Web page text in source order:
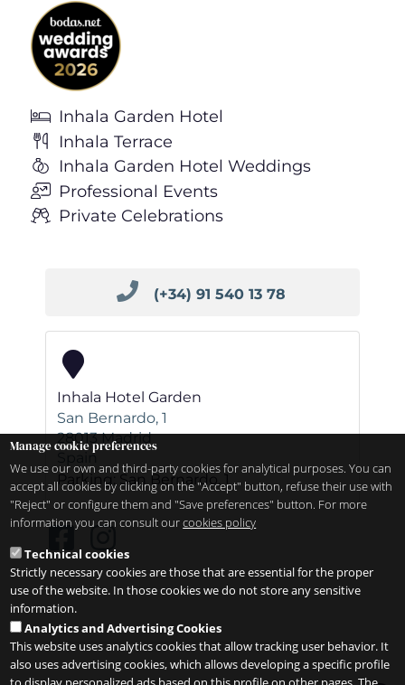
Inhala Garden Hotel
Inhala Terrace
Inhala Garden Hotel Weddings
Professional Events
Private Celebrations
(+34) 91 540 13 78
Inhala Hotel Garden
San Bernardo, 1
28013Madrid
Spain
Parking: San Bernardo, 1
Manage cookie preferences
We use our own and third-party cookies for analytical purposes. You can
accept all cookies by clicking on the "Accept" button, refuse their use with
"Reject" or configure them and "Save preferences" button. For more
information you can consult ourcookies policy
Technical cookies
Strictly necessary cookies are those that are essential for the proper
use of the website. In those cookies we do not store any sensitive
information.
Analytics and Advertising Cookies
This website uses analytics cookies that allow tracking user behavior. It
also uses advertising cookies, which allows developing a specific profile